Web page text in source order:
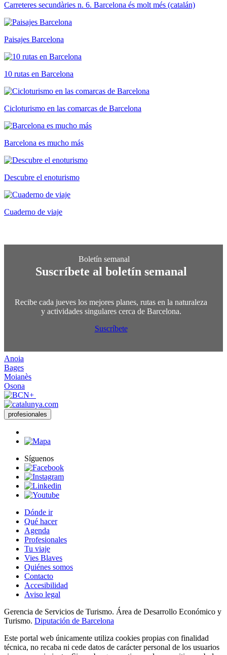
Carreteres secundàries n. 6. Barcelona és molt més (catalán)
Paisajes Barcelona
10 rutas en Barcelona
Cicloturismo en las comarcas de Barcelona
Barcelona es mucho más
Descubre el enoturismo
Cuaderno de viaje
Suscríbete al boletín semanal
Recibe cada jueves los mejores planes, rutas en la naturaleza
y actividades singulares cerca de Barcelona.
Suscríbete
Anoia
Bages
Moianès
Osona
profesionales
Síguenos
Dónde ir
Qué hacer
Agenda
Profesionales
Tu viaje
Vies Blaves
Quiénes somos
Contacto
Accesibilidad
Aviso legal
Gerencia de Servicios de Turismo. Área de Desarrollo Económico y
Turismo. Diputación de Barcelona
Este portal web únicamente utiliza cookies propias con finalidad
técnica, no recaba ni cede datos de carácter personal de los usuarios